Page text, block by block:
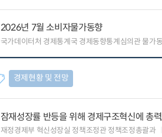
2026년 7월 소비자물가동향
국가데이터처 경제통계국 경제동향통계심의관 물가
경제현황 및 전망
잠재성장률 반등을 위해 경제구조혁신에 총
재정경제부 혁신성장실 정책조정관 정책조정총괄과